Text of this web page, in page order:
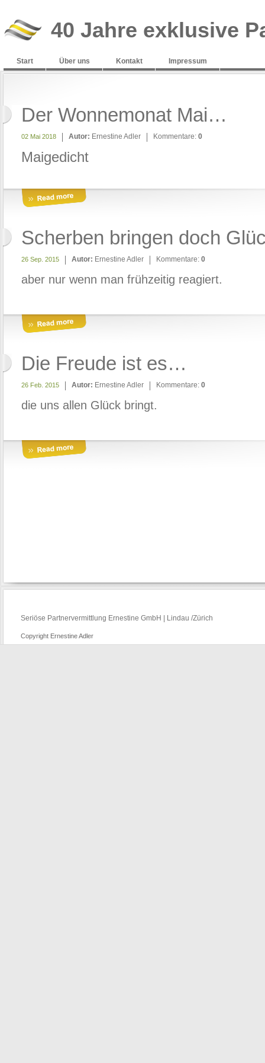
40 Jahre exklusive
Start Über uns Kontakt Impressum
Der Wonnemonat Mai…
02 Mai 2018 Autor: Ernestine Adler Kommentare: 0
Maigedicht
Scherben bringen doch
26 Sep. 2015 Autor: Ernestine Adler Kommentare: 0
aber nur wenn man frühzeitig reagiert.
Die Freude ist es…
26 Feb. 2015 Autor: Ernestine Adler Kommentare: 0
die uns allen Glück bringt.
Seriöse Partnervermittlung Ernestine GmbH | Lindau /Zürich
Copyright Ernestine Adler